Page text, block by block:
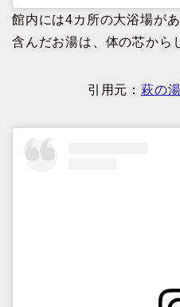
館内には4カ所の大浴場が
含んだお湯は、体の芯から
引用元： 萩の